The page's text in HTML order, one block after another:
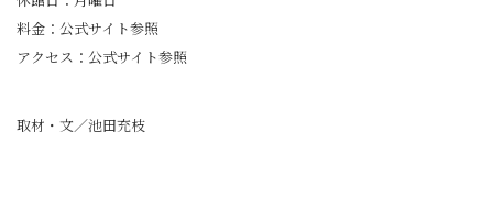
料金：公式サイト参照
アクセス：公式サイト参照
取材・文／池田充枝